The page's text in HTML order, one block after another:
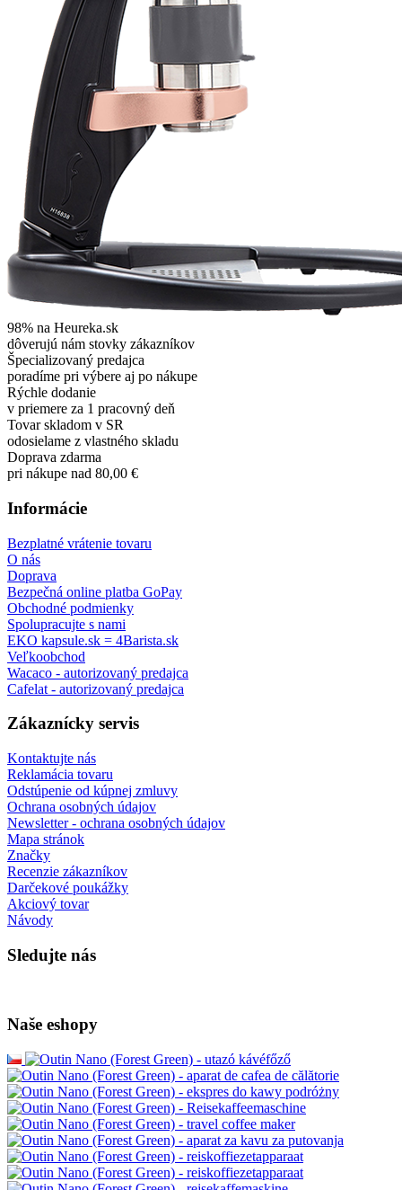
98% na Heureka.sk
dôverujú nám stovky zákazníkov
Špecializovaný predajca
poradíme pri výbere aj po nákupe
Rýchle dodanie
v priemere za 1 pracovný deň
Tovar skladom v SR
odosielame z vlastného skladu
Doprava zdarma
pri nákupe nad 80,00 €
Informácie
Bezplatné vrátenie tovaru
O nás
Doprava
Bezpečná online platba GoPay
Obchodné podmienky
Spolupracujte s nami
EKO kapsule.sk = 4Barista.sk
Veľkoobchod
Wacaco - autorizovaný predajca
Cafelat - autorizovaný predajca
Zákaznícky servis
Kontaktujte nás
Reklamácia tovaru
Odstúpenie od kúpnej zmluvy
Ochrana osobných údajov
Newsletter - ochrana osobných údajov
Mapa stránok
Značky
Recenzie zákazníkov
Darčekové poukážky
Akciový tovar
Návody
Sledujte nás
Naše eshopy